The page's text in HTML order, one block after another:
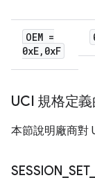
OEM =
0xE, 0xF
UCI 規格定
本節說明廠商對
SESSION SET_